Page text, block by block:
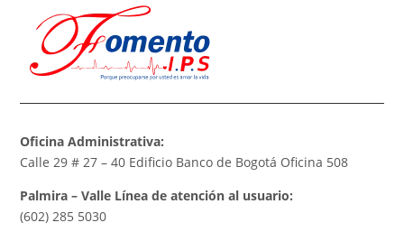
Oficina Administrativa:
Calle 29 # 27 – 40 Edificio Banco de Bogotá Oficina 508
Palmira – Valle Línea de atención al usuario:
(602) 285 5030